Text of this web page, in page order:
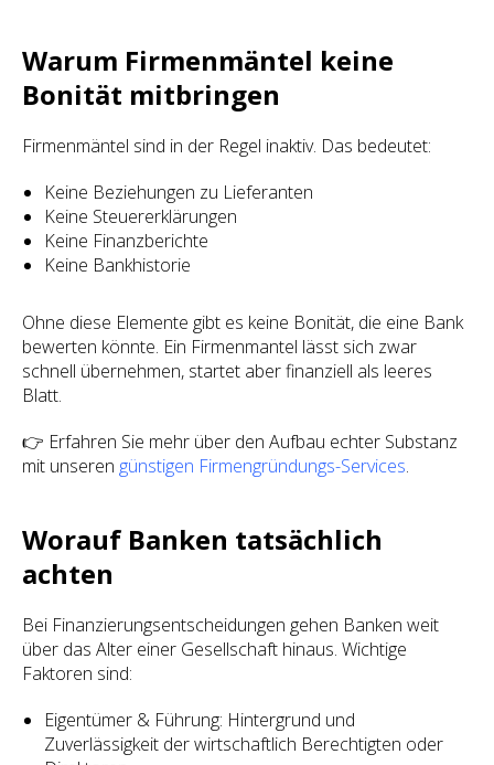
Warum Firmenmäntel keine
Bonität mitbringen
Firmenmäntel sind in der Regel inaktiv. Das bedeutet:
Keine Beziehungen zu Lieferanten
Keine Steuererklärungen
Keine Finanzberichte
Keine Bankhistorie
Ohne diese Elemente gibt es keine Bonität, die eine Bank
bewerten könnte. Ein Firmenmantel lässt sich zwar
schnell übernehmen, startet aber finanziell als leeres
Blatt.
👉 Erfahren Sie mehr über den Aufbau echter Substanz
mit unseren günstigen Firmengründungs-Services.
Worauf Banken tatsächlich
achten
Bei Finanzierungsentscheidungen gehen Banken weit
über das Alter einer Gesellschaft hinaus. Wichtige
Faktoren sind:
Eigentümer & Führung: Hintergrund und
Zuverlässigkeit der wirtschaftlich Berechtigten oder